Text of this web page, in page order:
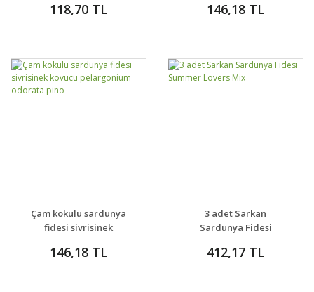
lady plymouth
118,70 TL
pelorgonium crispum
146,18 TL
DETAYLAR SEPETE EKLE
Çam kokulu sardunya
fidesi sivrisinek
odorata pino
146,18 TL
DETAYLAR
VER
3 adet Sarkan
Sardunya Fidesi
412,17 TL